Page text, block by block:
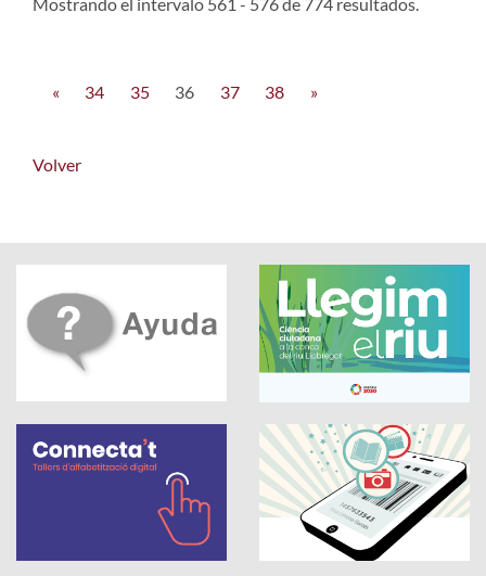
« 34 35 36 37 38 »
Volver